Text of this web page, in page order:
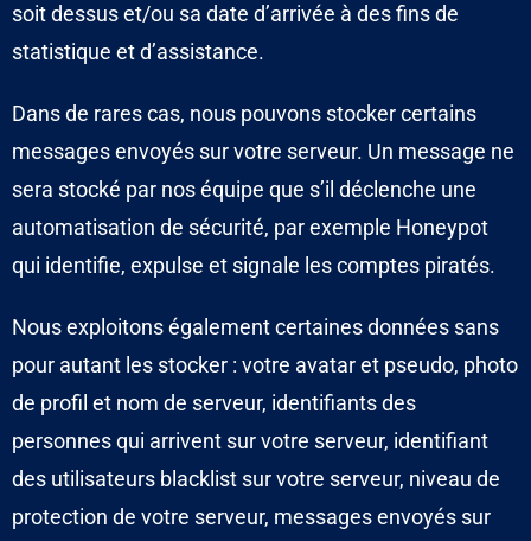
soit dessus et/ou sa date d’arrivée à des fins de
statistique et d’assistance.
Dans de rares cas, nous pouvons stocker certains
messages envoyés sur votre serveur. Un message ne
sera stocké par nos équipe que s’il déclenche une
automatisation de sécurité, par exemple Honeypot
qui identifie, expulse et signale les comptes piratés.
Nous exploitons également certaines données sans
pour autant les stocker : votre avatar et pseudo, photo
de profil et nom de serveur, identifiants des
personnes qui arrivent sur votre serveur, identifiant
des utilisateurs blacklist sur votre serveur, niveau de
protection de votre serveur, messages envoyés sur